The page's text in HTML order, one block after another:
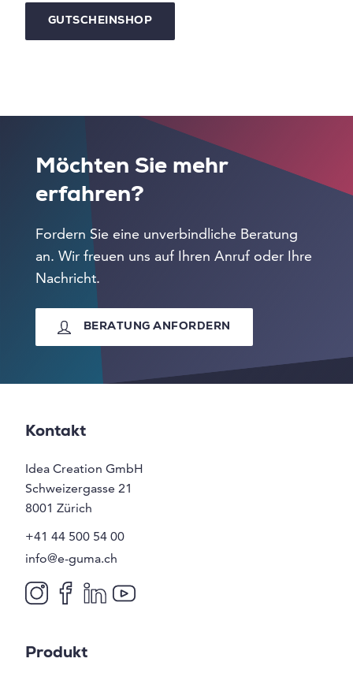
GUTSCHEINSHOP
Möchten Sie mehr
erfahren?
Fordern Sie eine unverbindliche Beratung
an. Wir freuen uns auf Ihren Anruf oder Ihre
Nachricht.
BERATUNG ANFORDERN
Kontakt
Idea Creation GmbH
Schweizergasse 21
8001 Zürich
+41 44 500 54 00
info@e-guma.ch
Produkt